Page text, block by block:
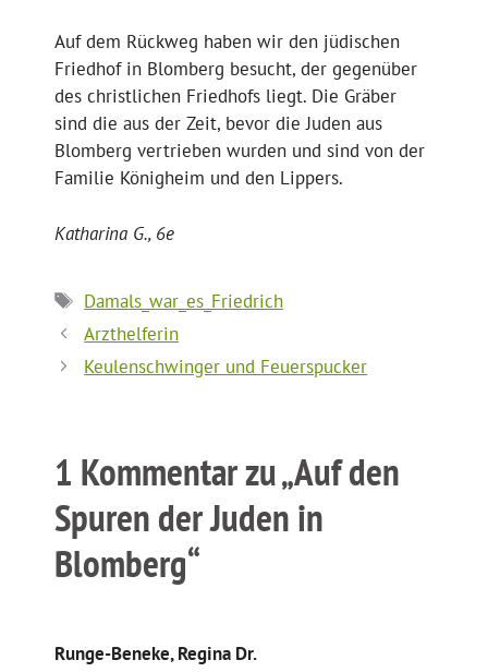
Auf dem Rückweg haben wir den jüdischen
Friedhof in Blomberg besucht, der gegenüber
des christlichen Friedhofs liegt. Die Gräber
sind die aus der Zeit, bevor die Juden aus
Blomberg vertrieben wurden und sind von der
Familie Königheim und den Lippers.
Katharina G., 6e
Schlagwörter
Damals_war_es_Friedrich
Arzthelferin
Keulenschwinger und Feuerspucker
1 Kommentar zu „Auf den
Spuren der Juden in
Blomberg“
Runge-Beneke, Regina Dr.